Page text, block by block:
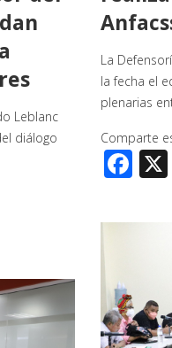
La
la fecha el
plenarias
Comparte
Leblanc
diálogo